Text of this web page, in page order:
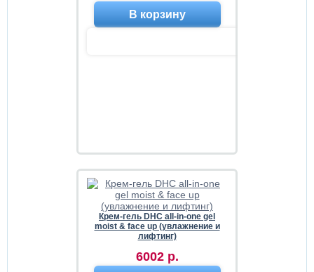
В корзину
Крем-гель DHC all-in-one gel
moist & face up (увлажнение и
лифтинг)
6002 р.